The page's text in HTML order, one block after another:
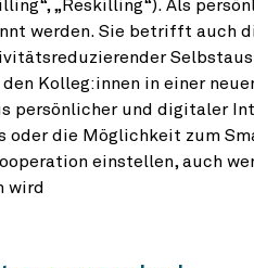
„Reskilling“). Als
werden. Sie betrifft auch
Kolleg:innen in einer
persönlicher und digitaler
oder die Möglichkeit zum
einstellen, auch
wird